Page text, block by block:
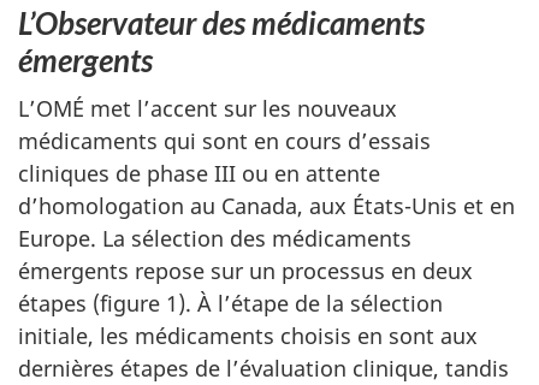
L’Observateur des médicaments
émergents
L’OMÉ met l’accent sur les nouveaux
médicaments qui sont en cours d’essais
cliniques de phase III ou en attente
d’homologation au Canada, aux États-Unis et en
Europe. La sélection des médicaments
émergents repose sur un processus en deux
étapes (figure 1). À l’étape de la sélection
initiale, les médicaments choisis en sont aux
dernières étapes de l’évaluation clinique, tandis